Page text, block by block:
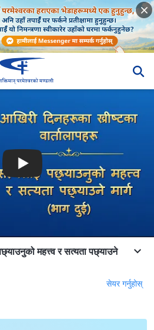
महत्त्व र सत्यता पछ्याउने
सेयर गर्नुहोस्